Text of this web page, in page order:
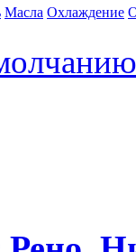
Масла Охлаждение